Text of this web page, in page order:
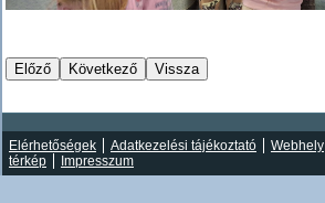
Elérhetőségek Adatkezelési tájékoztató
Webhely
térkép
Impresszum